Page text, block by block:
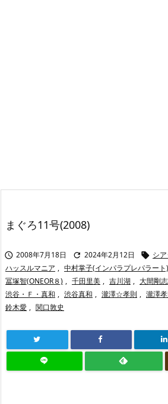
まぐろ11号(2008)
 2008年7月18日  2024年2月12日  シ
ハッスルマニア , 中村掌子(インパラプレパラート)
冨塚智(ONEOR８) , 千田里美 , 吉川湖 , 大間剛志
渋谷・Ｆ・真和 , 渋谷真和 , 瀧澤☆孝則 , 瀧澤
鈴木愛 , 関口敦史